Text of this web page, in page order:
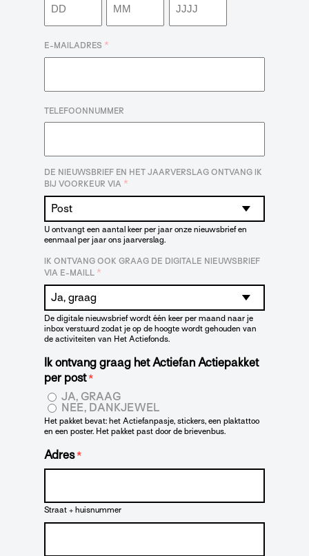
Dag Maand Jaar
E-MAILADRES *
TELEFOONNUMMER
DE NIEUWSBRIEF EN HET JAARVERSLAG ONTVANG IK
BIJ VOORKEUR VIA *
U ontvangt een aantal keer per jaar onze nieuwsbrief en
eenmaal per jaar ons jaarverslag.
IK ONTVANG OOK GRAAG DE DIGITALE NIEUWSBRIEF
VIA E-MAILL *
De digitale nieuwsbrief wordt één keer per maand naar je
inbox verstuurd zodat je op de hoogte wordt gehouden van
de activiteiten van Het Actiefonds.
Ik ontvang graag het Actiefan Actiepakket
per post *
JA, GRAAG
NEE, DANKJEWEL
Het pakket bevat: het Actiefanpasje, stickers, een plaktattoo
en een poster. Het pakket past door de brievenbus.
Adres *
Straat + huisnummer